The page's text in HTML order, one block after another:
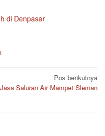
di Denpasar
Pos berikutnya
Jasa Saluran Air Mampet Sleman